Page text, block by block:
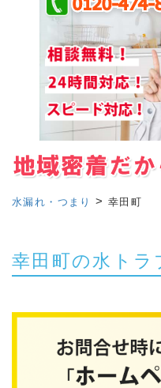
水漏れ・つまり >幸田町
幸田町の水トラ